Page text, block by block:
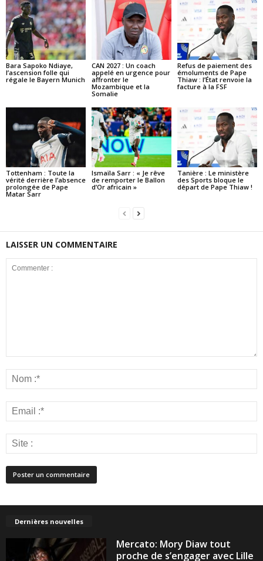
Bara Sapoko Ndiaye,
l’ascension folle qui
régale le Bayern Munich
CAN 2027 : Un coach
appelé en urgence pour
affronter le
Mozambique et la
Somalie
Refus de paiement des
émoluments de Pape
Thiaw : l’État renvoie la
facture à la FSF
Tottenham : Toute la
vérité derrière l’absence
prolongée de Pape
Matar Sarr
Ismaïla Sarr : « Je rêve
de remporter le Ballon
d’Or africain »
Tanière : Le ministère
des Sports bloque le
départ de Pape Thiaw !
LAISSER UN COMMENTAIRE
Dernières nouvelles
Mercato: Mory Diaw tout
proche de s’engager avec Lille